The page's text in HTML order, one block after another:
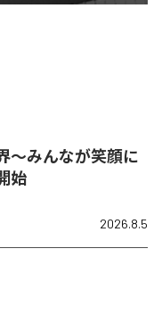
〜みんなが笑顔に
始
2026.8.5